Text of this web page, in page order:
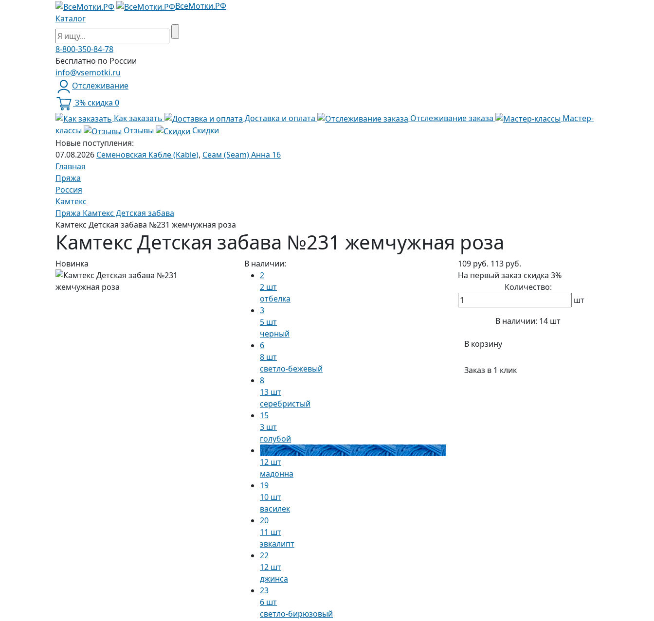
ВсеМотки.РФ
Каталог
8-800-350-84-78
Бесплатно по России
info@vsemotki.ru
Отслеживание
3% скидка 0
Как заказать
Доставка и оплата Отслеживание заказа
Мастер-
классы
Отзывы
Скидки
Новые поступления:
07.08.2026 Семеновская Кабле (Kable), Сеам (Seam) Анна 16
Главная
Пряжа
Россия
Камтекс
Пряжа Камтекс Детская забава
Камтекс Детская забава №231 жемчужная роза
Камтекс Детская забава №231 жемчужная роза
Новинка
В наличии:
2
2 шт
отбелка
3
5 шт
черный
6
8 шт
светло-бежевый
8
13 шт
серебристый
15
3 шт
голубой
18
12 шт
мадонна
19
10 шт
василек
20
11 шт
эвкалипт
22
12 шт
джинса
23
6 шт
светло-бирюзовый
109 руб. 113 руб.
На первый заказ скидка 3%
Количество:
шт
В наличии: 14 шт
В корзину
Заказ в 1 клик